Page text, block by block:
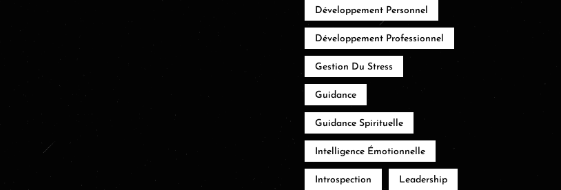
Développement Personnel
Développement Professionnel
Gestion Du Stress
Guidance
Guidance Spirituelle
Intelligence Émotionnelle
Introspection Leadership